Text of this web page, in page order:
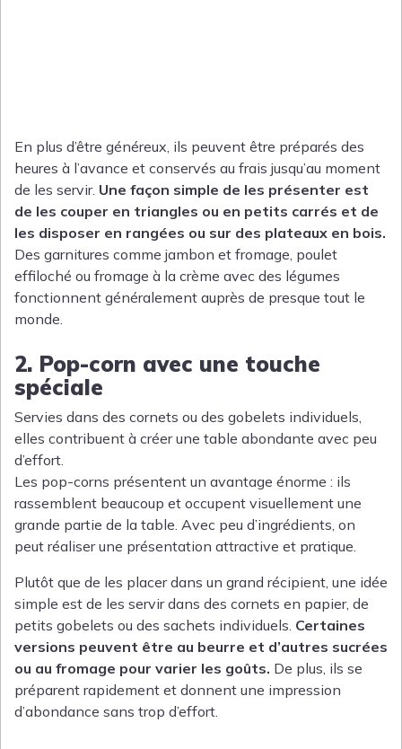
En plus d’être généreux, ils peuvent être préparés des
heures à l’avance et conservés au frais jusqu’au moment
de les servir. Une façon simple de les présenter est
de les couper en triangles ou en petits carrés et de
les disposer en rangées ou sur des plateaux en bois.
Des garnitures comme jambon et fromage, poulet
effiloché ou fromage à la crème avec des légumes
fonctionnent généralement auprès de presque tout le
monde.
2. Pop-corn avec une touche
spéciale
Servies dans des cornets ou des gobelets individuels,
elles contribuent à créer une table abondante avec peu
d’effort.
Les pop-corns présentent un avantage énorme : ils
rassemblent beaucoup et occupent visuellement une
grande partie de la table. Avec peu d’ingrédients, on
peut réaliser une présentation attractive et pratique.
Plutôt que de les placer dans un grand récipient, une idée
simple est de les servir dans des cornets en papier, de
petits gobelets ou des sachets individuels. Certaines
versions peuvent être au beurre et d’autres sucrées
ou au fromage pour varier les goûts. De plus, ils se
préparent rapidement et donnent une impression
d’abondance sans trop d’effort.